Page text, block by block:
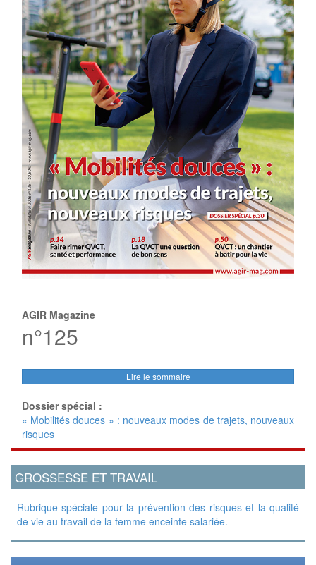
AGIR Magazine
n°125
Lire le sommaire
Dossier spécial :
« Mobilités douces » : nouveaux modes de trajets, nouveaux
risques
GROSSESSE ET TRAVAIL
Rubrique spéciale pour la prévention des risques et la qualité
de vie au travail de la femme enceinte salariée.